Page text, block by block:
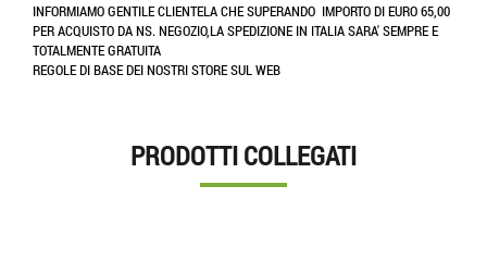
INFORMIAMO GENTILE CLIENTELA CHE SUPERANDO IMPORTO DI EURO 65,00
PER ACQUISTO DA NS. NEGOZIO,LA SPEDIZIONE IN ITALIA SARA' SEMPRE E
TOTALMENTE GRATUITA
REGOLE DI BASE DEI NOSTRI STORE SUL WEB
PRODOTTI COLLEGATI